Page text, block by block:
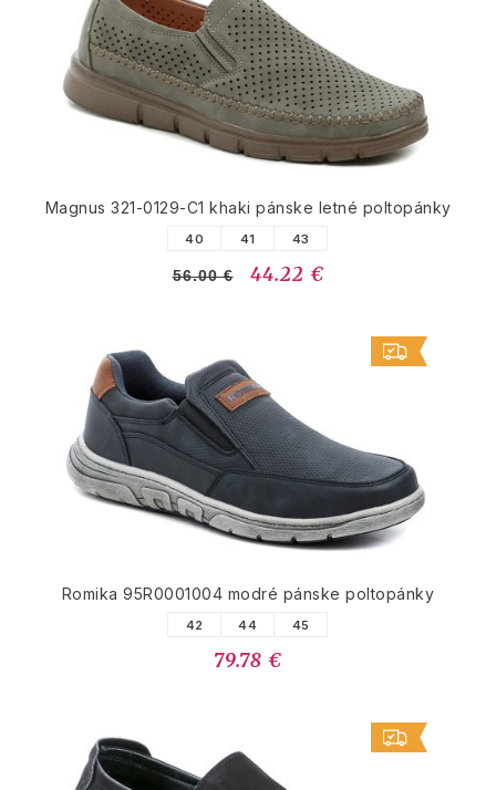
Magnus 321-0129-C1 khaki pánske letné poltopánky
40 41 43
56.00 € 44.22 €
Romika 95R0001004 modré pánske poltopánky
42 44 45
79.78 €